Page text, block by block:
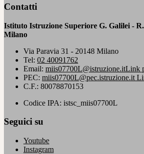
Contatti
Istituto Istruzione Superiore G. Galilei -
Milano
Via Paravia 31 - 20148 Milano
Tel: 02 40091762
Email: miis07700L@istruzione.itLink
PEC: miis07700L@pec.istruzione.it
C.F.: 80078870153
Codice IPA: istsc_miis07700L
Seguici su
Youtube
Instagram